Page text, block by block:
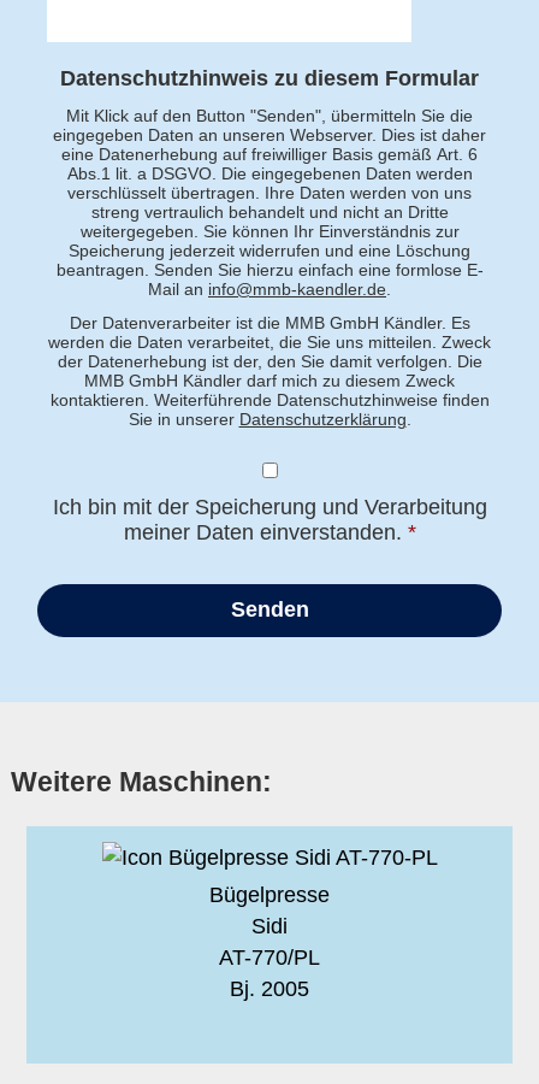
Datenschutzhinweis zu diesem Formular
Mit Klick auf den Button "Senden", übermitteln Sie die
eingegeben Daten an unseren Webserver. Dies ist daher
eine Datenerhebung auf freiwilliger Basis gemäß Art. 6
Abs.1 lit. a DSGVO. Die eingegebenen Daten werden
verschlüsselt übertragen. Ihre Daten werden von uns
streng vertraulich behandelt und nicht an Dritte
weitergegeben. Sie können Ihr Einverständnis zur
Speicherung jederzeit widerrufen und eine Löschung
beantragen. Senden Sie hierzu einfach eine formlose E-
Mail an info@mmb-kaendler.de.
Der Datenverarbeiter ist die MMB GmbH Kändler. Es
werden die Daten verarbeitet, die Sie uns mitteilen. Zweck
der Datenerhebung ist der, den Sie damit verfolgen. Die
MMB GmbH Kändler darf mich zu diesem Zweck
kontaktieren. Weiterführende Datenschutzhinweise finden
Sie in unserer Datenschutzerklärung.
Ich bin mit der Speicherung und Verarbeitung
meiner Daten einverstanden. *
Weitere Maschinen:
Bügelpresse
Sidi
AT-770/PL
Bj. 2005